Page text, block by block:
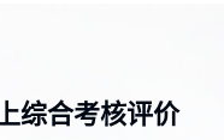
综合考核评价